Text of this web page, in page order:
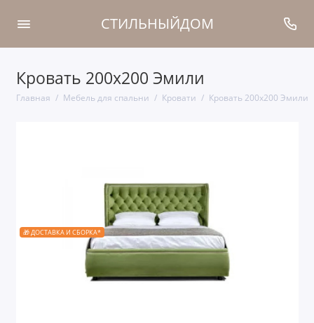
СТИЛЬНЫЙДОМ
Кровать 200x200 Эмили
Главная Мебель для спальни Кровати Кровать 200x200 Эмили
🎁 ДОСТАВКА И СБОРКА*